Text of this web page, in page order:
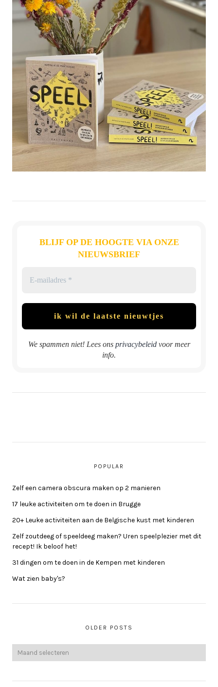
BLIJF OP DE HOOGTE VIA ONZE
NIEUWSBRIEF
We spammen niet! Lees ons privacybeleidvoor meer
info.
POPULAR
Zelf een camera obscura maken op 2 manieren
17 leuke activiteiten om te doen in Brugge
20+ Leuke activiteiten aan de Belgische kust met kinderen
Zelf zoutdeeg of speeldeeg maken? Uren speelplezier met dit
recept! Ik beloof het!
31 dingen om te doen in de Kempen met kinderen
Wat zien baby's?
OLDER POSTS